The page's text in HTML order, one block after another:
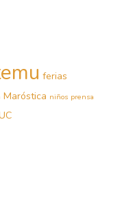
ferias
Maróstica niños prensa